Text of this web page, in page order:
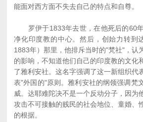
能面对西方面不失去自己的特点和自尊。
罗伊于1833年去世，在他死后的60年
净化印度教的中心。然后，创始力转到
1883年）那里，他排斥当时的"梵社"，认
的影响，不知道他们自己的印度教的文化
了雅利安社。这名字强调了这一新组织代
表"外国的"原则。雅利安社的纲领强调梵
威。达耶难陀决不是一个反动分子，因为
攻击不可接触的贱民的社会地位、童婚、
的根据。